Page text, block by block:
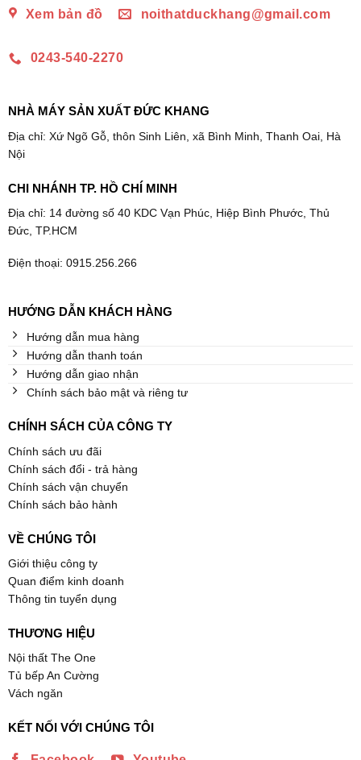
Xem bản đồ
noithatduckhang@gmail.com
0243-540-2270
NHÀ MÁY SẢN XUẤT ĐỨC KHANG
Địa chỉ: Xứ Ngõ Gỗ, thôn Sinh Liên, xã Bình Minh, Thanh Oai, Hà
Nội
CHI NHÁNH TP. HỒ CHÍ MINH
Địa chỉ: 14 đường số 40 KDC Vạn Phúc, Hiệp Bình Phước, Thủ
Đức, TP.HCM
Điện thoại: 0915.256.266
HƯỚNG DẪN KHÁCH HÀNG
Hướng dẫn mua hàng
Hướng dẫn thanh toán
Hướng dẫn giao nhận
Chính sách bảo mật và riêng tư
CHÍNH SÁCH CỦA CÔNG TY
Chính sách ưu đãi
Chính sách đổi - trả hàng
Chính sách vận chuyển
Chính sách bảo hành
VỀ CHÚNG TÔI
Giới thiệu công ty
Quan điểm kinh doanh
Thông tin tuyển dụng
THƯƠNG HIỆU
Nội thất The One
Tủ bếp An Cường
Vách ngăn
KẾT NỐI VỚI CHÚNG TÔI